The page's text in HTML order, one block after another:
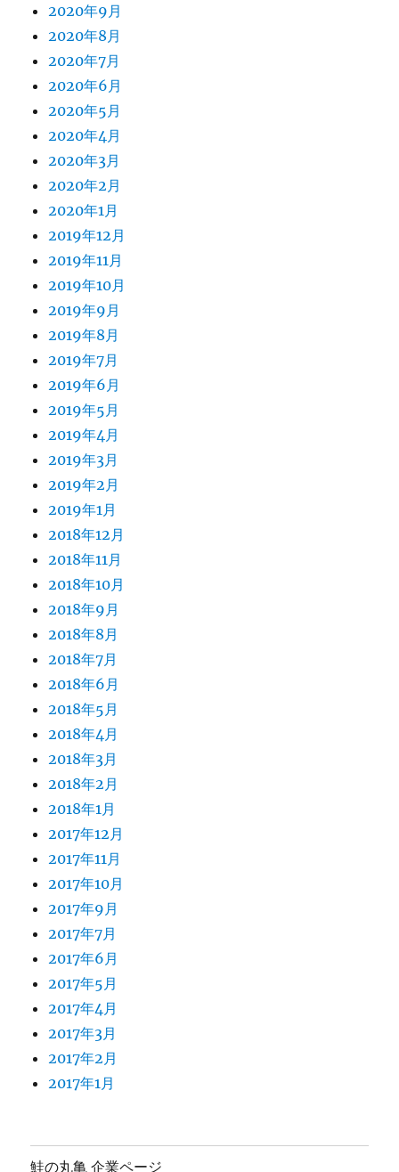
2020年9月
2020年8月
2020年7月
2020年6月
2020年5月
2020年4月
2020年3月
2020年2月
2020年1月
2019年12月
2019年11月
2019年10月
2019年9月
2019年8月
2019年7月
2019年6月
2019年5月
2019年4月
2019年3月
2019年2月
2019年1月
2018年12月
2018年11月
2018年10月
2018年9月
2018年8月
2018年7月
2018年6月
2018年5月
2018年4月
2018年3月
2018年2月
2018年1月
2017年12月
2017年11月
2017年10月
2017年9月
2017年7月
2017年6月
2017年5月
2017年4月
2017年3月
2017年2月
2017年1月
鮭の丸亀 企業ページ